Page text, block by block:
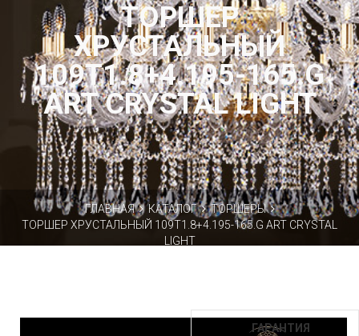
ТОРШЕР
ХРУСТАЛЬНЫЙ
109T1.8+4.195-165.G
ART CRYSTAL LIGHT
ГЛАВНАЯ КАТАЛОГ
ТОРШЕРЫ
ТОРШЕР ХРУСТАЛЬНЫЙ 109T1.8+4.195-165.G ART CRYSTAL
LIGHT
ГАРАНТИЯ